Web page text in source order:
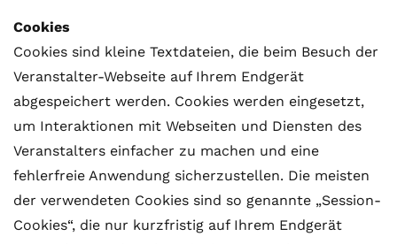
Cookies
Cookies sind kleine Textdateien, die beim Besuch der
Veranstalter-Webseite auf Ihrem Endgerät
abgespeichert werden. Cookies werden eingesetzt,
um Interaktionen mit Webseiten und Diensten des
Veranstalters einfacher zu machen und eine
fehlerfreie Anwendung sicherzustellen. Die meisten
der verwendeten Cookies sind so genannte „Session-
Cookies“, die nur kurzfristig auf Ihrem Endgerät